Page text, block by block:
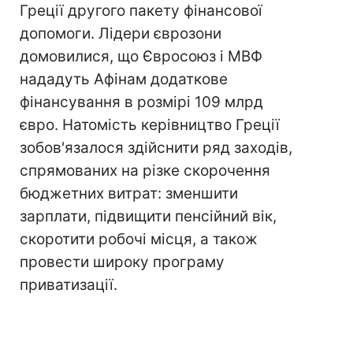
Греції другого пакету фінансової
допомоги. Лідери єврозони
домовилися, що Євросоюз і МВФ
нададуть Афінам додаткове
фінансування в розмірі 109 млрд
євро. Натомість керівництво Греції
зобов'язалося здійснити ряд заходів,
спрямованих на різке скорочення
бюджетних витрат: зменшити
зарплати, підвищити пенсійний вік,
скоротити робочі місця, а також
провести широку програму
приватизації.